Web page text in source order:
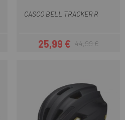
CASCO BELL TRACKER R
Precio
25,99 €Precio regular
44,99 €